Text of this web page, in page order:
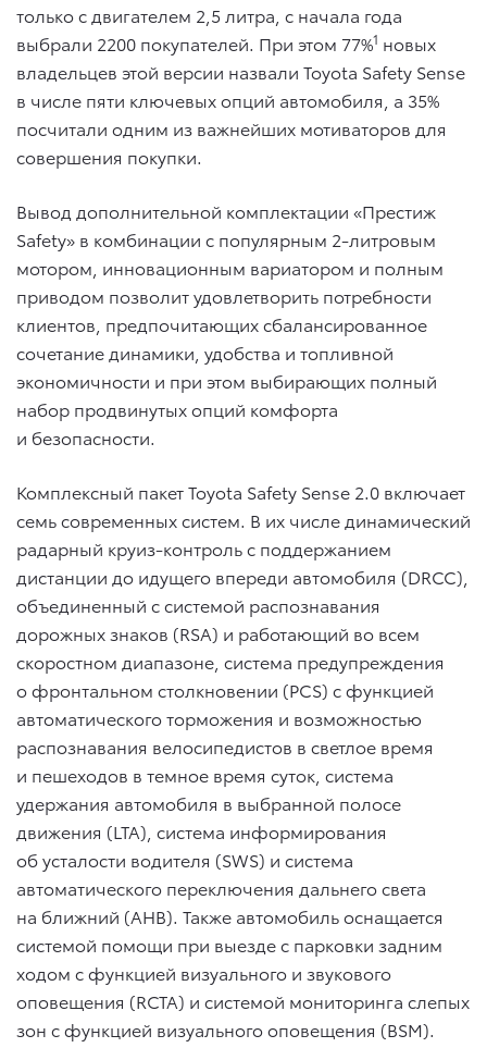
только с двигателем 2,5 литра, с начала года
выбрали 2200 покупателей. При этом 77%1 новых
владельцев этой версии назвали Toyota Safety Sense
в числе пяти ключевых опций автомобиля, а 35%
посчитали одним из важнейших мотиваторов для
совершения покупки.
Вывод дополнительной комплектации «Престиж
Safety» в комбинации с популярным 2-литровым
мотором, инновационным вариатором и полным
приводом позволит удовлетворить потребности
клиентов, предпочитающих сбалансированное
сочетание динамики, удобства и топливной
экономичности и при этом выбирающих полный
набор продвинутых опций комфорта
и безопасности.
Комплексный пакет Toyota Safety Sense 2.0 включает
семь современных систем. В их числе динамический
радарный круиз-контроль с поддержанием
дистанции до идущего впереди автомобиля (DRCC),
объединенный с системой распознавания
дорожных знаков (RSA) и работающий во всем
скоростном диапазоне, система предупреждения
о фронтальном столкновении (PCS) с функцией
автоматического торможения и возможностью
распознавания велосипедистов в светлое время
и пешеходов в темное время суток, система
удержания автомобиля в выбранной полосе
движения (LTA), система информирования
об усталости водителя (SWS) и система
автоматического переключения дальнего света
на ближний (AHB). Также автомобиль оснащается
системой помощи при выезде с парковки задним
ходом с функцией визуального и звукового
оповещения (RCTA) и системой мониторинга слепых
зон с функцией визуального оповещения (BSM).